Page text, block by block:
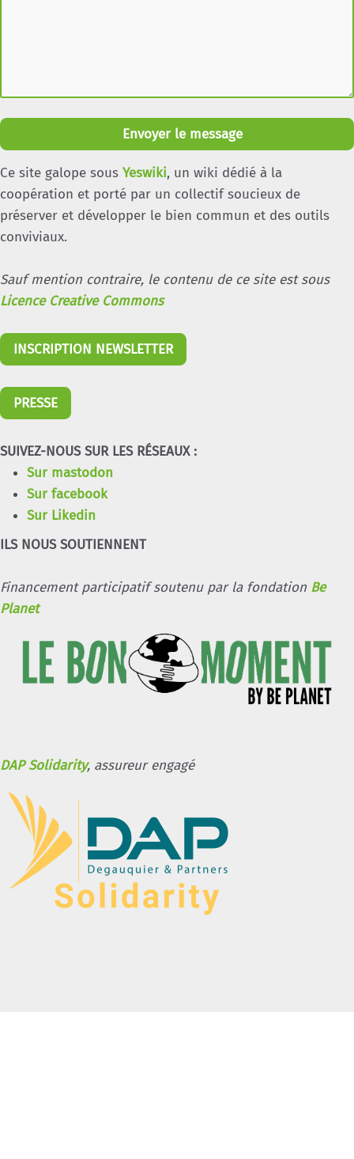
Envoyer le message
Ce site galope sous Yeswiki, un wiki dédié à la
coopération et porté par un collectif soucieux de
préserver et développer le bien commun et des outils
conviviaux.
Sauf mention contraire, le contenu de ce site est sous
Licence Creative Commons
INSCRIPTION NEWSLETTER
PRESSE
SUIVEZ-NOUS SUR LES RÉSEAUX :
Sur mastodon
Sur facebook
Sur Likedin
ILS NOUS SOUTIENNENT
Financement participatif soutenu par la fondation Be
Planet
DAP Solidarity, assureur engagé